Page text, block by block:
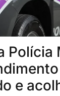
Polícia
e